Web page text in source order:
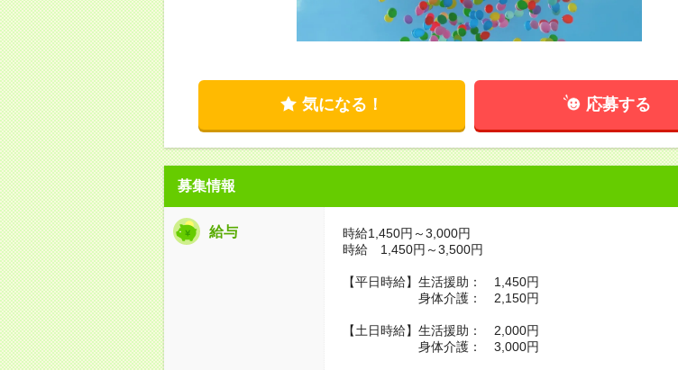
気になる！ 応募する
募集情報
給与
時給1,450円～3,000円
時給 1,450円～3,500円
【平日時給】生活援助： 1,450円
身体介護： 2,150円
【土日時給】生活援助： 2,000円
身体介護： 3,000円